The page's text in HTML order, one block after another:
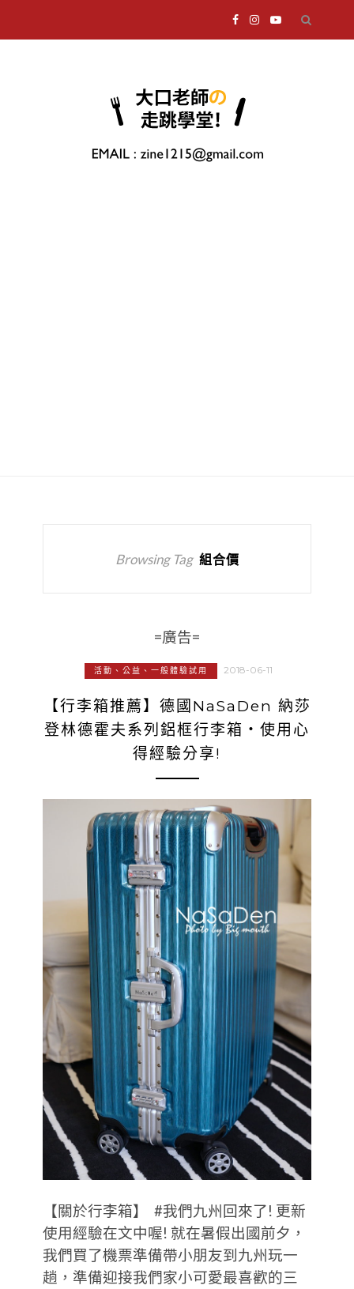
Browsing Tag 組合價
=廣告=
活動、公益、一般體驗試用 2018-06-11
【行李箱推薦】德國NaSaDen 納莎
登林德霍夫系列鋁框行李箱‧使用心
得經驗分享!
【關於行李箱】 #我們九州回來了! 更新
使用經驗在文中喔! 就在暑假出國前夕，
我們買了機票準備帶小朋友到九州玩一
趟，準備迎接我們家小可愛最喜歡的三